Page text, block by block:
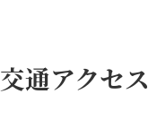
交通アクセス